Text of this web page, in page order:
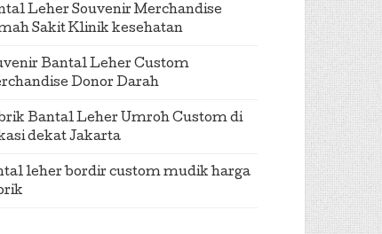
Leher Souvenir Merchandise
Sakit Klinik kesehatan
Bantal Leher Custom
Donor Darah
Bantal Leher Umroh Custom di
dekat Jakarta
leher bordir custom mudik harga